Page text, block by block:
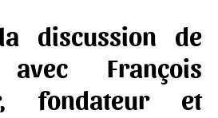
discussion de
François
fondateur et